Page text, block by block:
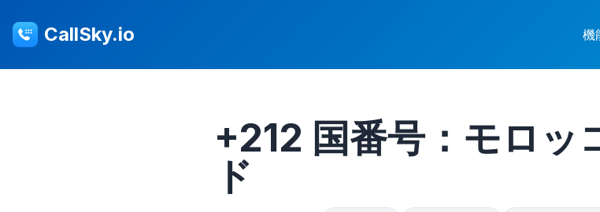
CallSky.io 機
+212 国番号：モロッ
ド